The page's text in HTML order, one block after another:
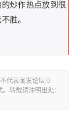
炒作热点放到很
胜。
代表闽发论坛立
转载请注明出处：